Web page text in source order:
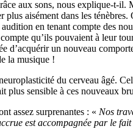
aux sons, nous explique-t-
aisément dans les
en tenant compte des
qu’ils pouvaient à leur
un nouveau
la musique !
du cerveau âgé.
plus sensible à ces nouveaux
assez surprenantes : « Nos
est accompagnée par le